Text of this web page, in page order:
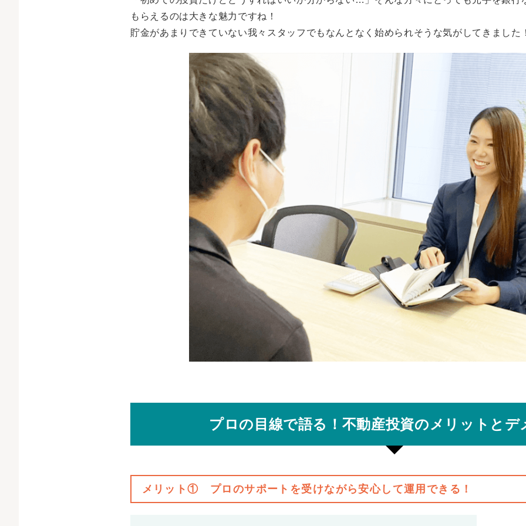
もらえるのは大きな魅力ですね！
貯金があまりできていない我々スタッフでもなんとなく始められそうな気がしてきました
プロの目線で語る！不動産投資のメリットとデ
メリット① プロのサポートを受けながら安心して運用できる！